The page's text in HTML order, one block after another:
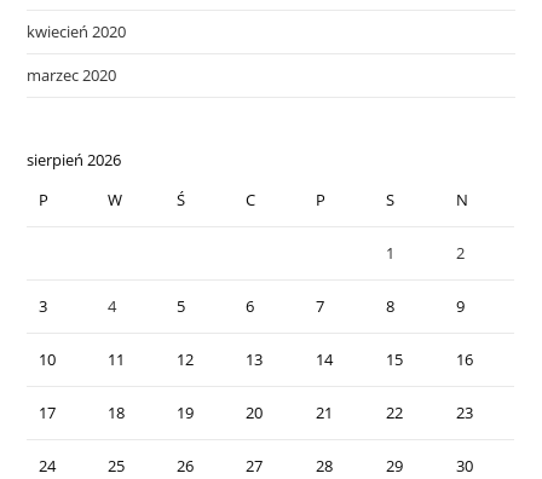
kwiecień 2020
marzec 2020
sierpień 2026
P
W Ś C P S N
1 2
3 4 5 6 7 8 9
10 11 12 13 14 15 16
17 18 19 20 21 22 23
24 25 26 27 28 29 30